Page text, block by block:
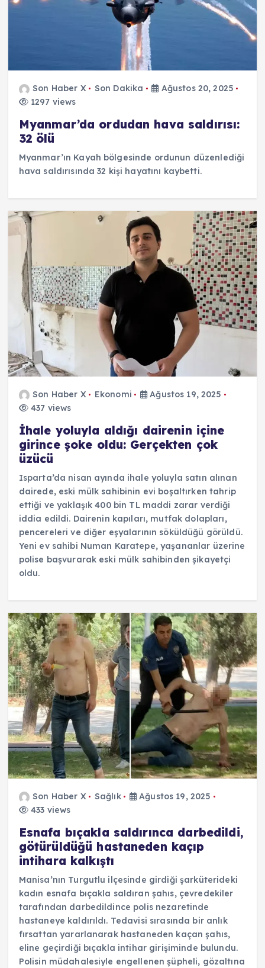
Son Haber X Son Dakika
Ağustos 20, 2025
1297 views
Myanmar’da ordudan hava saldırısı:
32 ölü
Myanmar’ın Kayah bölgesinde ordunun düzenlediği
hava saldırısında 32 kişi hayatını kaybetti.
Son Haber X Ekonomi
Ağustos 19, 2025
437 views
İhale yoluyla aldığı dairenin içine
girince şoke oldu: Gerçekten çok
üzücü
Isparta’da nisan ayında ihale yoluyla satın alınan
dairede, eski mülk sahibinin evi boşaltırken tahrip
ettiği ve yaklaşık 400 bin TL maddi zarar verdiği
iddia edildi. Dairenin kapıları, mutfak dolapları,
pencereleri ve diğer eşyalarının söküldüğü görüldü.
Yeni ev sahibi Numan Karatepe, yaşananlar üzerine
polise başvurarak eski mülk sahibinden şikayetçi
oldu.
Son Haber X Sağlık
Ağustos 19, 2025
433 views
Esnafa bıçakla saldırınca darbedildi,
götürüldüğü hastaneden kaçıp
intihara kalkıştı
Manisa’nın Turgutlu ilçesinde girdiği şarküterideki
kadın esnafa bıçakla saldıran şahıs, çevredekiler
tarafından darbedildince polis nezaretinde
hastaneye kaldırıldı. Tedavisi sırasında bir anlık
fırsattan yararlanarak hastaneden kaçan şahıs,
eline geçirdiği bıçakla intihar girişiminde bulundu.
Polisin müdahalesiyle engellenen şüpheli, gözaltına